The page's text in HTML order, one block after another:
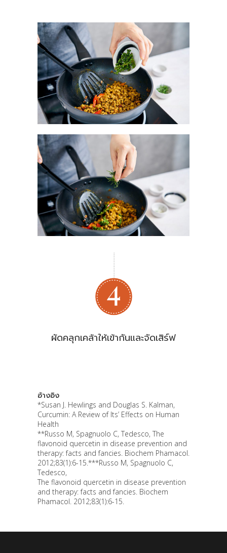
ผัดคลุกเคล้าให้เข้ากันและจัดเสิร์ฟ
อ้างอิง
*Susan J. Hewlings and Douglas S. Kalman,
Curcumin: A Review of Its’ Effects on Human
Health
**Russo M, Spagnuolo C, Tedesco, The
flavonoid quercetin in disease prevention and
therapy: facts and fancies. Biochem Phamacol.
2012;83(1):6-15.***Russo M, Spagnuolo C,
Tedesco,
The flavonoid quercetin in disease prevention
and therapy: facts and fancies. Biochem
Phamacol. 2012;83(1):6-15.